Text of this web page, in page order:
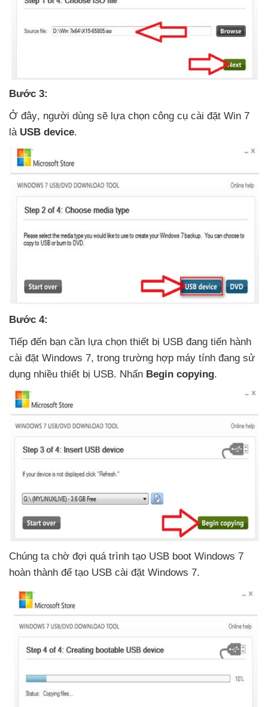
Bước 3:
Ở đây, người dùng sẽ lựa chọn công cụ cài đặt Win 7
là USB device.
Bước 4:
Tiếp đến bạn cần lựa chọn thiết bị USB đang tiến hành
cài đặt Windows 7, trong trường hợp máy tính đang sử
dụng nhiều thiết bị USB. Nhấn Begin copying.
Chúng ta chờ đợi quá trình tạo USB boot Windows 7
hoàn thành để tạo USB cài đặt Windows 7.